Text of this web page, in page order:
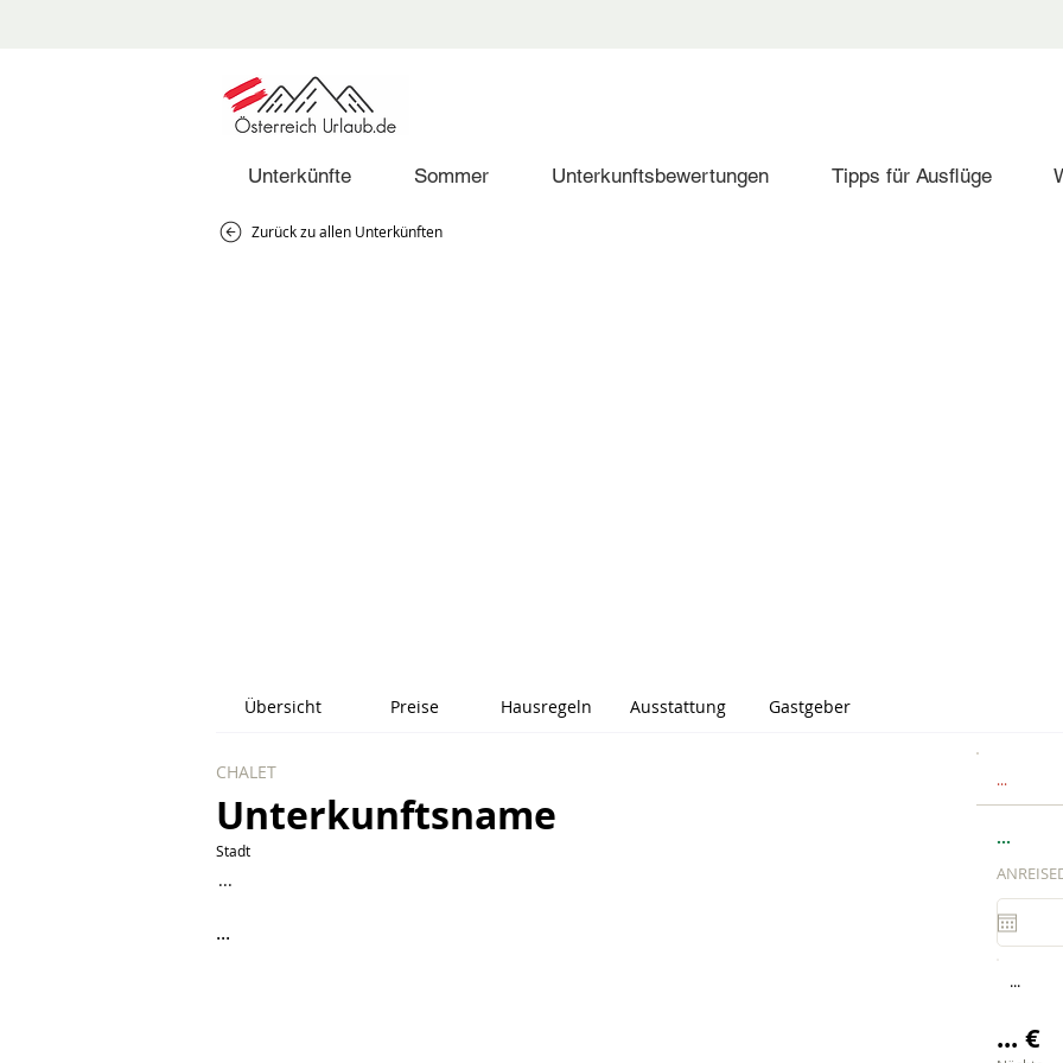
Unterkünfte Sommer Unterkunftsbewertungen Tipps für Ausflüge
Zurück zu allen Unterkünften
Übersicht Preise Hausregeln Ausstattung Gastgeber
CHALET
Unterkunftsname
Stadt
...
...
...
...
...
... €